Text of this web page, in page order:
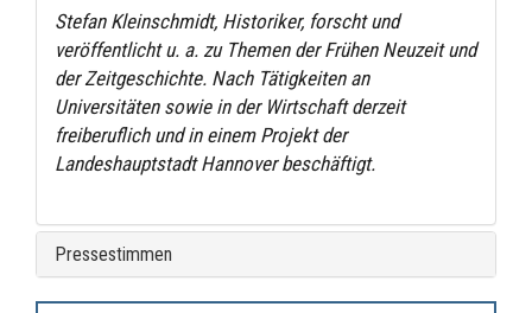
Stefan Kleinschmidt, Historiker, forscht und
veröffentlicht u. a. zu Themen der Frühen Neuzeit und
der Zeitgeschichte. Nach Tätigkeiten an
Universitäten sowie in der Wirtschaft derzeit
freiberuflich und in einem Projekt der
Landeshauptstadt Hannover beschäftigt.
Pressestimmen